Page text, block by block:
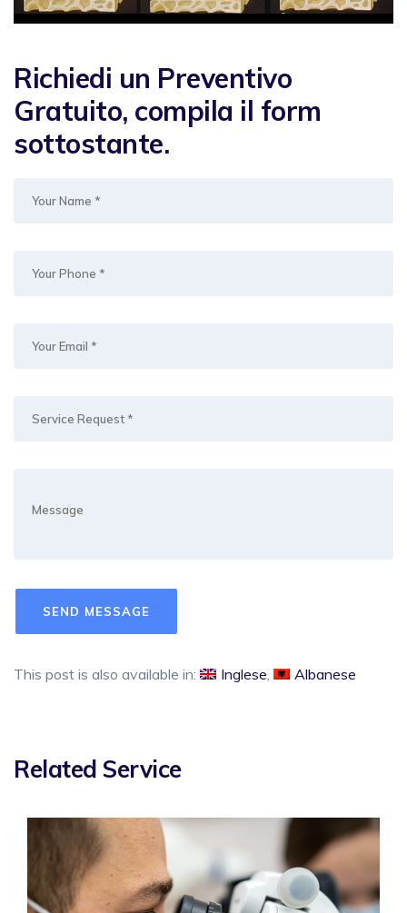
Richiedi un Preventivo
Gratuito, compila il form
sottostante.
This post is also available in: Inglese Albanese
Related Service